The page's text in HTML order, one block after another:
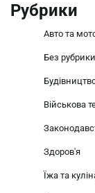
Рубрики
Авто та
Без рубрики
Військова
Здоров'я
Їжа та